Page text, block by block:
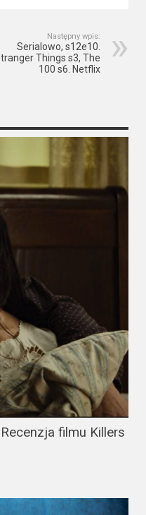
Następny wpis:
Serialowo, s12e10.
Things s3, The
100 s6. Netflix
filmu Killers